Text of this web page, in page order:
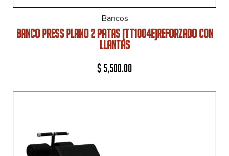
Bancos
BANCO PRESS PLANO 2 PATAS (TT1004E)REFORZADO CON
LLANTAS
$ 5,500.00